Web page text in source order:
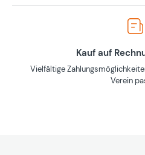
Kauf auf
Vielfältige
Verein